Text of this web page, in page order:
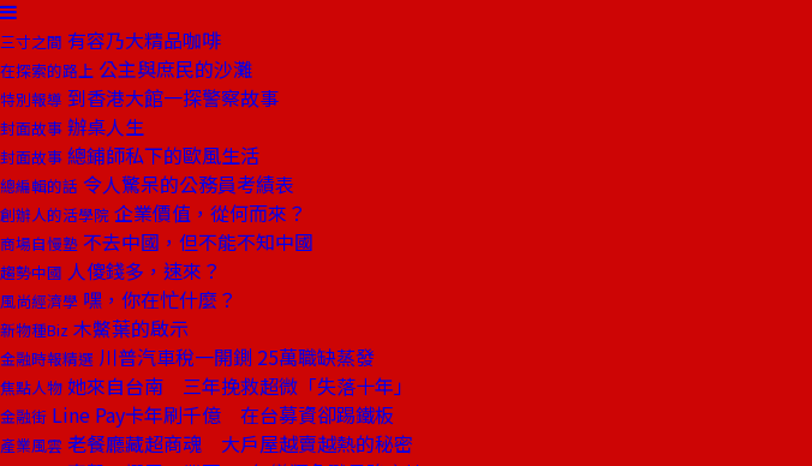
三寸之間 有容乃大精品咖啡
在探索的路上 公主與庶民的沙灘
特別報導 到香港大館一探警察故事
封面故事 辦桌人生
封面故事 總鋪師私下的歐風生活
總編輯的話 令人驚呆的公務員考績表
創辦人的活學院 企業價值，從何而來？
商場自慢塾 不去中國，但不能不知中國
趨勢中國 人傻錢多，速來？
風尚經濟學 嘿，你在忙什麼？
新物種Biz 木鱉葉的啟示
金融時報精選 川普汽車稅一開鍘 25萬職缺蒸發
焦點人物 她來自台南 三年挽救超微「失落十年」
金融街 Line Pay卡年刷千億 在台募資卻踢鐵板
產業風雲 老餐廳藏超商魂 大戶屋越賣越熱的秘密